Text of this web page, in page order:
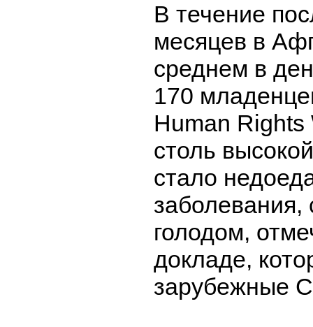
В течение
месяцев в
среднем в
170
Human
столь
стало
заболевания,
голодом,
докладе,
зарубежные